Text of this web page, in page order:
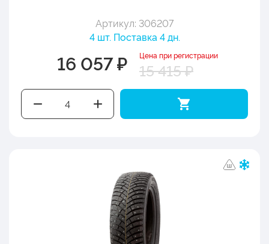
Артикул: 306207
4 шт. Поставка 4 дн.
16 057 ₽ Цена при регистрации
15 415 ₽